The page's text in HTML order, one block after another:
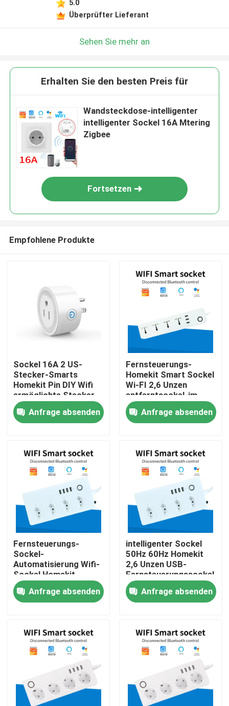
Haus
Über uns
Fabrik-Ausflug
Treten Sie mit uns in Verbindung
Fordern Sie ein Zitat
Intelligenter Schalter Homekit
WLAN-Smart-Switches
Zigbee Smart Switch
5.0
Überprüfter Lieferant
Sehen Sie mehr an
Erhalten Sie den besten Preis für
Wandsteckdose-intelligenter
intelligenter Sockel 16A Mtering
Zigbee
Fortsetzen
Empfohlene Produkte
Sockel 16A 2 US-
Stecker-Smarts
Homekit Pin DIY Wifi
ermöglichte Stecker-
Sockel
Anfrage absenden
Fernsteuerungs-
Homekit Smart Sockel
Wi-FI 2,6 Unzen
entferntsockel-im
Freien
Anfrage absenden
Fernsteuerungs-
Sockel-
Automatisierung Wifi-
Sockel Homekit
intelligenter
Anfrage absenden
intelligenter Sockel
50Hz 60Hz Homekit
2,6 Unzen USB-
Fernsteuerungssockel-
Anfrage absenden